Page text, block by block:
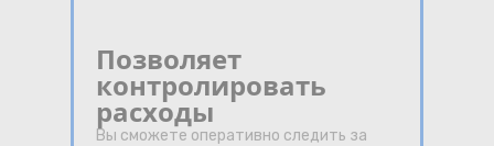
Позволяет
контролировать
расходы
Вы сможете оперативно следить за